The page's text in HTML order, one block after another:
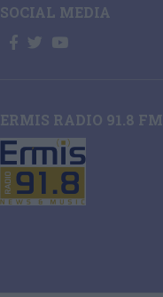
SOCIAL MEDIA
ERMIS RADIO 91.8 FM